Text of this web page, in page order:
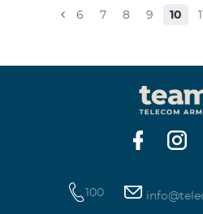
совместима с 4G сетью, то
сетью 4G можно проверить,
мобильного телефона.
интернет связи действуют
6 7 8 9 10
100